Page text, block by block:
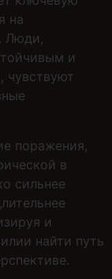
на
Люди,
и
чувствуют
поражения,
в
сильнее
и
найти путь